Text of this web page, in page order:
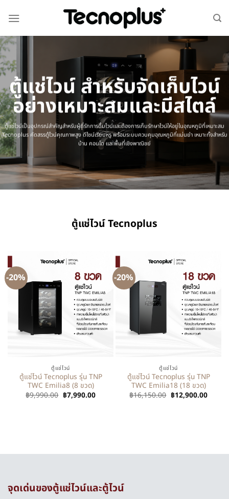
ตู้แช่ไวน์ สำหรับจัดเก็บไวน์
อย่างเหมาะสมและมีสไตล์
ตู้แช่ไวน์เป็นอุปกรณ์สำคัญสำหรับผู้ที่รักการดื่มไวน์และต้องการเก็บรักษาไวน์ให้อยู่ในอุณหภูมิที่เหมาะสม
Tecnoplus คัดสรรตู้ไวน์คุณภาพสูง ดีไซน์เรียบหรู พร้อมระบบควบคุมอุณหภูมิที่แม่นยำ เหมาะทั้งสำหรับ
บ้าน คอนโด และพื้นที่เชิงพาณิชย์
ตู้แช่ไวน์ Tecnoplus
-20%
ตู้แช่ไวน์
ตู้แช่ไวน์ Tecnoplus รุ่น TNP
TWC Emilia8 (8 ขวด)
฿9,990.00 ฿7,990.00
-20%
ตู้แช่ไวน์
ตู้แช่ไวน์ Tecnoplus รุ่น TNP
TWC Emilia18 (18 ขวด)
฿16,150.00 ฿12,900.00
จุดเด่นของตู้แช่ไวน์และตู้ไวน์